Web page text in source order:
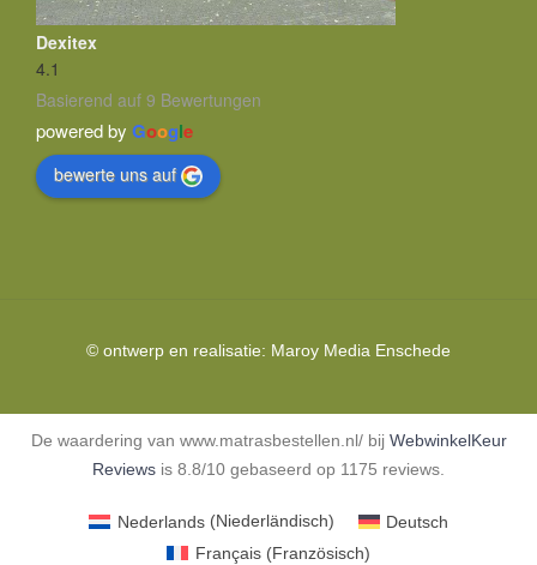
Dexitex
4.1
Basierend auf 9 Bewertungen
powered by Google
bewerte uns auf
© ontwerp en realisatie: Maroy Media Enschede
De waardering van www.matrasbestellen.nl/ bij WebwinkelKeur
Reviews is 8.8/10 gebaseerd op 1175 reviews.
Nederlands(Niederländisch)
Deutsch
Français(Französisch)